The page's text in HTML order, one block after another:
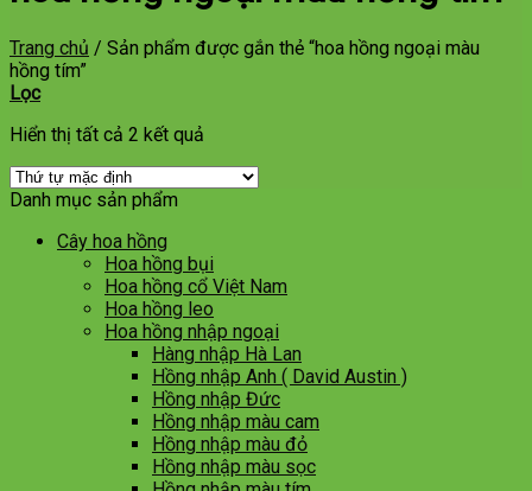
Trang chủ / Sản phẩm được gắn thẻ “hoa hồng ngoại màu
hồng tím”
Lọc
Hiển thị tất cả 2 kết quả
Danh mục sản phẩm
Cây hoa hồng
Hoa hồng bụi
Hoa hồng cổ Việt Nam
Hoa hồng leo
Hoa hồng nhập ngoại
Hàng nhập Hà Lan
Hồng nhập Anh ( David Austin )
Hồng nhập Đức
Hồng nhập màu cam
Hồng nhập màu đỏ
Hồng nhập màu sọc